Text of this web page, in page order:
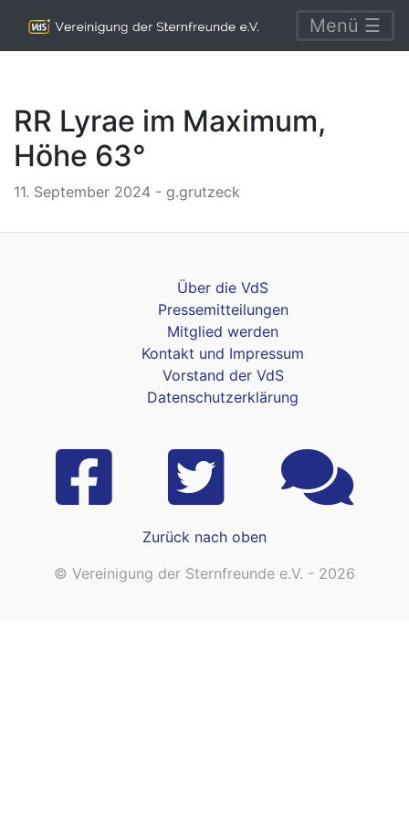
Menü ☰
RR Lyrae im Maximum,
Höhe 63°
11. September 2024 - g.grutzeck
Über die VdS
Pressemitteilungen
Mitglied werden
Kontakt und Impressum
Vorstand der VdS
Datenschutzerklärung
Zurück nach oben
© Vereinigung der Sternfreunde e.V. - 2026